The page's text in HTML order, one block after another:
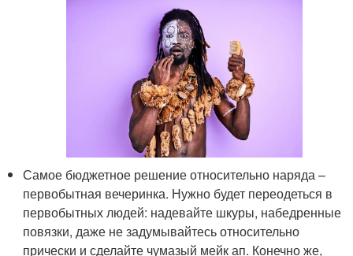
Самое бюджетное решение относительно наряда –
первобытная вечеринка. Нужно будет переодеться в
первобытных людей: надевайте шкуры, набедренные
повязки, даже не задумывайтесь относительно
прически и сделайте чумазый мейк ап. Конечно же,